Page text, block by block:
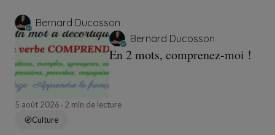
Bernard Ducosson
Bernard Ducosson
En 2 mots, comprenez-moi !
5 août 2026
2 min de lecture
Culture